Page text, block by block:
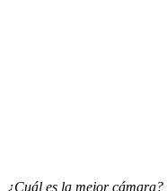
¿Cuál es la mejor cámara?